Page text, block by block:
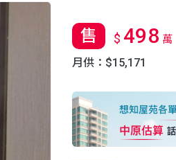
售 $ 498 萬
月供：$15,171